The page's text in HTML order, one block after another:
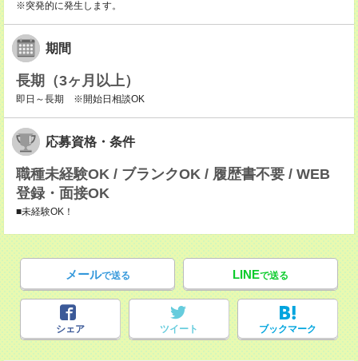
※突発的に発生します。
期間
長期（3ヶ月以上）
即日～長期 ※開始日相談OK
応募資格・条件
職種未経験OK / ブランクOK / 履歴書不要 / WEB
登録・面接OK
■未経験OK！
メールで送る LINEで送る
シェア ツイート ブックマーク